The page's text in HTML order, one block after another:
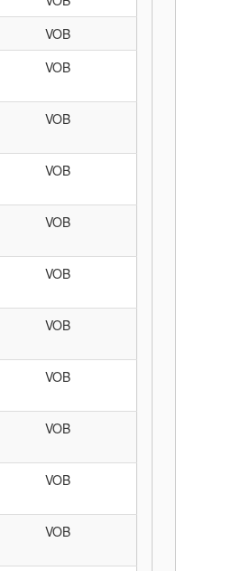
VOB
VOB
VOB
VOB
VOB
VOB
VOB
VOB
VOB
VOB
VOB